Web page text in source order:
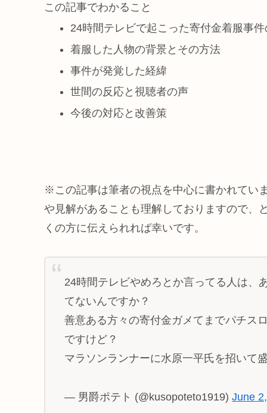
この記事でわかること
24時間テレビで起こった寄付金着服事
着服した人物の背景とその方法
事件が発覚した経緯
世間の反応と視聴者の声
今後の対応と改善策
※この記事は筆者の視点を中心に書かれてい
や見解があることも理解しておりますので、
くの方に伝えられれば幸いです。
24時間テレビやめろとか言ってる人は、
てないんですか？
善意ある方々の寄付金ガメてまでパチス
ですけど？
マラソンランナーに水原一平氏を招いて
— 男爵ポテト (@kusopoteto1919)June